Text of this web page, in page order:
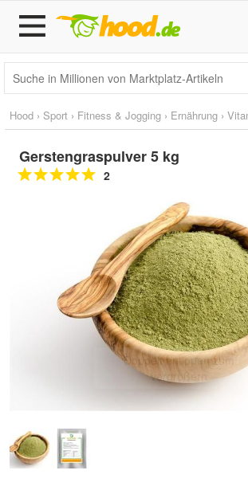
Hood › Sport › Fitness & Jogging › Ernährung ›
Gerstengraspulver 5 kg
2
Doppelt antippen zum
vergrößern